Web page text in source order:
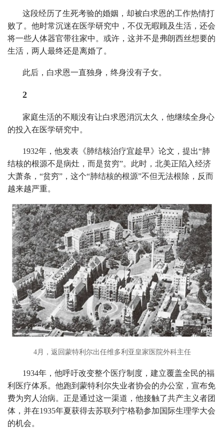
这段经历了生死考验的婚姻，却被白求恩的工作热情打
败了。他时常沉迷在医学研究中，不仅无暇顾及生活，还会
将一些人体器官带往家中。或许，这并不是弗朗西丝想要的
生活，两人最终还是离婚了。
此后，白求恩一直独身，终身没有子女。
2
家庭生活的不顺没有让白求恩消沉太久，他继续全身心
的投入在医学研究中。
1932年，他发表《肺结核治疗宜趁早》论文，提出“肺
结核的根源不是病灶，而是贫穷”。此时，北美正陷入经济
大萧条，“贫穷”，这个“肺结核的根源”不但无法根除，反而
越来越严重。
4月，返回蒙特利尔出任维多利亚皇家医院外科主任
1934年，他呼吁改变整个医疗制度，建立覆盖全民的福
利医疗体系。他跑到蒙特利尔失业者协会的办公室，宣布免
费为穷人治病。正是通过这一渠道，他接触了共产主义者团
体，并在1935年夏获得去苏联列宁格勒参加国际生理学大会
的机会。